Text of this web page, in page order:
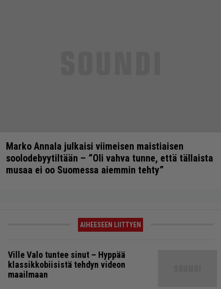
Marko Annala julkaisi viimeisen maistiaisen
soolodebyytiltään – ”Oli vahva tunne, että tällaista
musaa ei oo Suomessa aiemmin tehty”
AIHEESEEN LIITTYEN
Ville Valo tuntee sinut – Hyppää
klassikkobiisistä tehdyn videon
maailmaan